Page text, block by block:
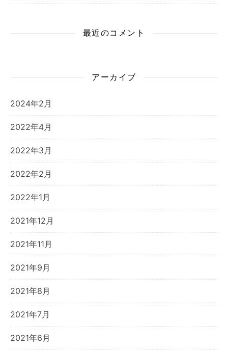
最近のコメント
アーカイブ
2024年2月
2022年4月
2022年3月
2022年2月
2022年1月
2021年12月
2021年11月
2021年9月
2021年8月
2021年7月
2021年6月